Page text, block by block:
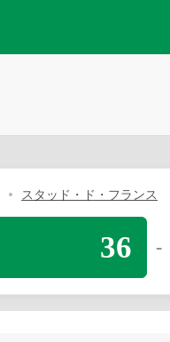
スタッド・ド・フランス
36 -